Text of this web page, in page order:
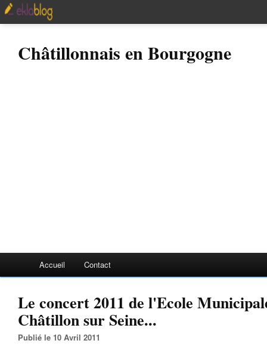
Châtillonnais en Bourgogne
Accueil Contact
Le concert 2011 de l'Ecole
Châtillon sur Seine...
Publié le 10 Avril 2011